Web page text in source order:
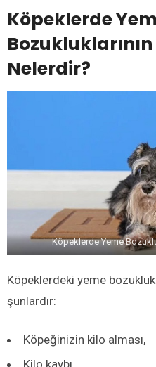
Köpeklerde
Nelerdir?
Köpeklerde Yeme
Köpeklerdeki yeme
şunlardır:
Köpeğinizin kilo alması,